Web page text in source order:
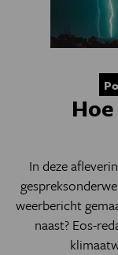
In deze
weerbericht
naast? Eos-